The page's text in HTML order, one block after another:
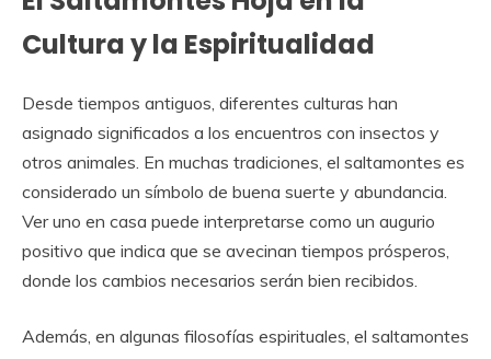
Cultura y la Espiritualidad
Desde tiempos antiguos, diferentes culturas han
asignado significados a los encuentros con insectos y
otros animales. En muchas tradiciones, el saltamontes es
considerado un símbolo de buena suerte y abundancia.
Ver uno en casa puede interpretarse como un augurio
positivo que indica que se avecinan tiempos prósperos,
donde los cambios necesarios serán bien recibidos.
Además, en algunas filosofías espirituales, el saltamontes